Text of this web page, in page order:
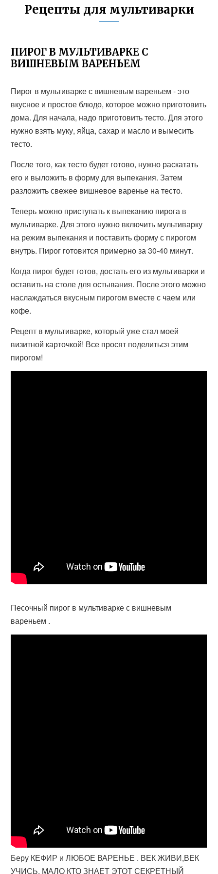
Рецепты для мультиварки
ПИРОГ В МУЛЬТИВАРКЕ С
ВИШНЕВЫМ ВАРЕНЬЕМ
Пирог в мультиварке с вишневым вареньем - это
вкусное и простое блюдо, которое можно приготовить
дома. Для начала, надо приготовить тесто. Для этого
нужно взять муку, яйца, сахар и масло и вымесить
тесто.
После того, как тесто будет готово, нужно раскатать
его и выложить в форму для выпекания. Затем
разложить свежее вишневое варенье на тесто.
Теперь можно приступать к выпеканию пирога в
мультиварке. Для этого нужно включить мультиварку
на режим выпекания и поставить форму с пирогом
внутрь. Пирог готовится примерно за 30-40 минут.
Когда пирог будет готов, достать его из мультиварки и
оставить на столе для остывания. После этого можно
наслаждаться вкусным пирогом вместе с чаем или
кофе.
Рецепт в мультиварке, который уже стал моей
визитной карточкой! Все просят поделиться этим
пирогом!
Песочный пирог в мультиварке с вишневым
вареньем .
Беру КЕФИР и ЛЮБОЕ ВАРЕНЬЕ . ВЕК ЖИВИ,ВЕК
УЧИСЬ. МАЛО КТО ЗНАЕТ ЭТОТ СЕКРЕТНЫЙ